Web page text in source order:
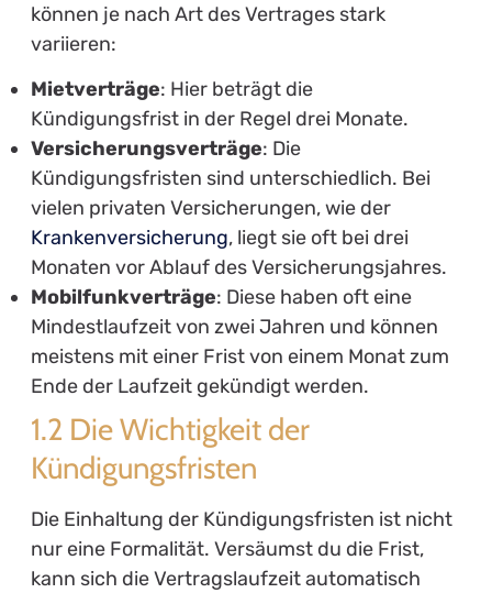
können je nach Art des Vertrages stark
variieren:
Mietverträge: Hier beträgt die
Kündigungsfrist in der Regel drei Monate.
Versicherungsverträge: Die
Kündigungsfristen sind unterschiedlich. Bei
vielen privaten Versicherungen, wie der
Krankenversicherung, liegt sie oft bei drei
Monaten vor Ablauf des Versicherungsjahres.
Mobilfunkverträge: Diese haben oft eine
Mindestlaufzeit von zwei Jahren und können
meistens mit einer Frist von einem Monat zum
Ende der Laufzeit gekündigt werden.
1.2 Die Wichtigkeit der
Kündigungsfristen
Die Einhaltung der Kündigungsfristen ist nicht
nur eine Formalität. Versäumst du die Frist,
kann sich die Vertragslaufzeit automatisch